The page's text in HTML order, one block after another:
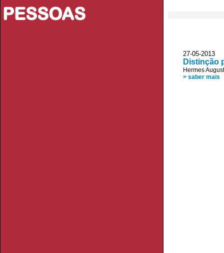
PESSOAS
27-05-2013
Distinção
Hermes
> saber mais